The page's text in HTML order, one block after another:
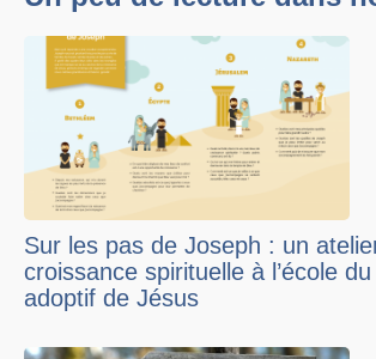
Sur les pas de Joseph : un
croissance spirituelle à l’école
adoptif de Jésus